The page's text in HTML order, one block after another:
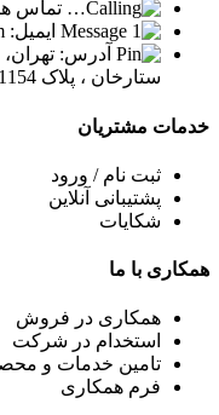
تماس
ایمیل: Info@Zibatarshid.com
آدرس: تهران،
ستارخان ، پلاک 1154 ، ساختمان 1008 ، طبقه دوم ، واحد 8
خدمات مشتریان
ثبت نام / ورود
پشتیبانی آنلاین
شکایات
همکاری با ما
همکاری در فروش
استخدام در شرکت
تامین خدمات و
فرم همکاری